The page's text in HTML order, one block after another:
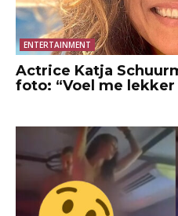
ENTERTAINMENT
Actrice Katja
foto: “Voel me lekker